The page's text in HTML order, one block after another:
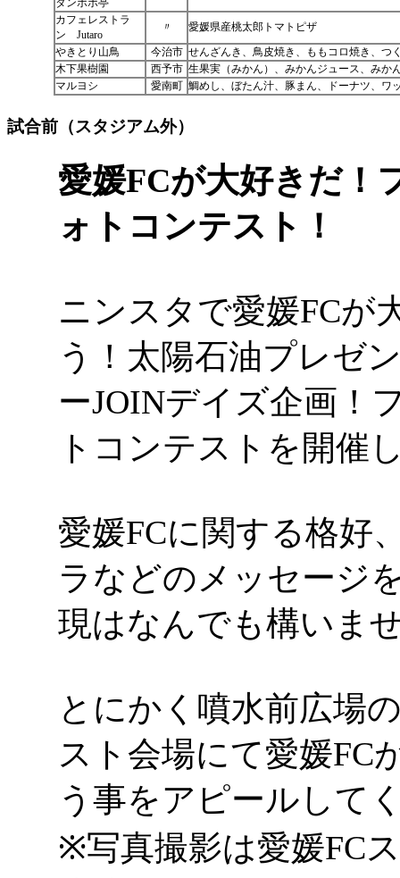
タンポポ亭
カフェレストラ
ン Jutaro
〃
愛媛県産桃太郎トマトピザ
やきとり山鳥
今治市 せんざんき、鳥皮焼き、ももコロ焼き、つ
木下果樹園
西予市 生果実（みかん）、みかんジュース、みか
マルヨシ
愛南町 鯛めし、ぼたん汁、豚まん、ドーナツ、ワ
試合前（スタジアム外）
愛媛FCが大好きだ！
ォトコンテスト！
ニンスタで愛媛FCが
う！太陽石油プレゼ
ーJOINデイズ企画！
トコンテストを開催
愛媛FCに関する格好
ラなどのメッセージ
現はなんでも構いま
とにかく噴水前広場
スト会場にて愛媛FC
う事をアピールして
※写真撮影は愛媛FC